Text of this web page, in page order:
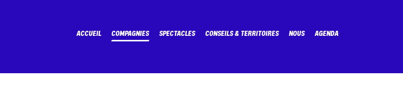
ACCUEIL COMPAGNIES SPECTACLES CONSEILS & TERRITOIRES NOUS AGENDA